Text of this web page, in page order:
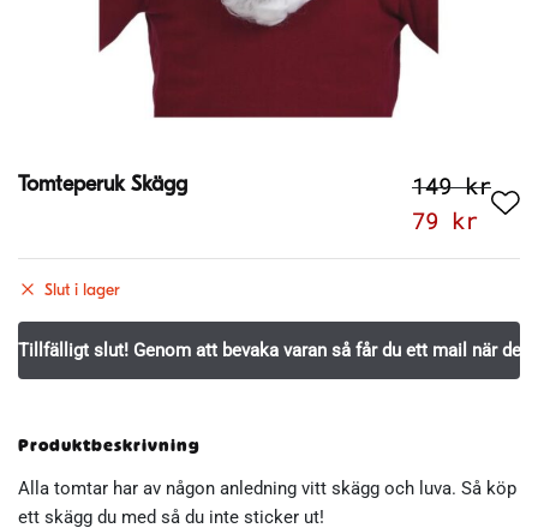
Tomteperuk Skägg 149kr
Det
var:
149 kr.
79 krDet
är:
79
Slut i lager
Produktbeskrivning
Alla tomtar har av någon anledning vitt skägg och luva. Så köp
ett skägg du med så du inte sticker ut!